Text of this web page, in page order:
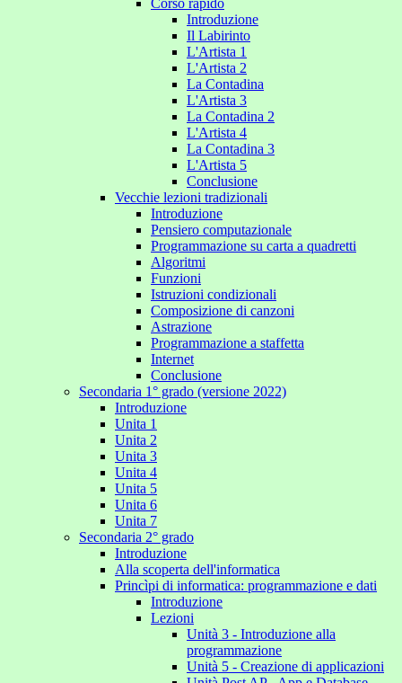
Corso rapido
Introduzione
Il Labirinto
L'Artista 1
L'Artista 2
La Contadina
L'Artista 3
La Contadina 2
L'Artista 4
La Contadina 3
L'Artista 5
Conclusione
Vecchie lezioni tradizionali
Introduzione
Pensiero computazionale
Programmazione su carta a quadretti
Algoritmi
Funzioni
Istruzioni condizionali
Composizione di canzoni
Astrazione
Programmazione a staffetta
Internet
Conclusione
Secondaria 1° grado (versione 2022)
Introduzione
Unita 1
Unita 2
Unita 3
Unita 4
Unita 5
Unita 6
Unita 7
Secondaria 2° grado
Introduzione
Alla scoperta dell'informatica
Princìpi di informatica: programmazione e dati
Introduzione
Lezioni
Unità 3 - Introduzione alla
programmazione
Unità 5 - Creazione di applicazioni